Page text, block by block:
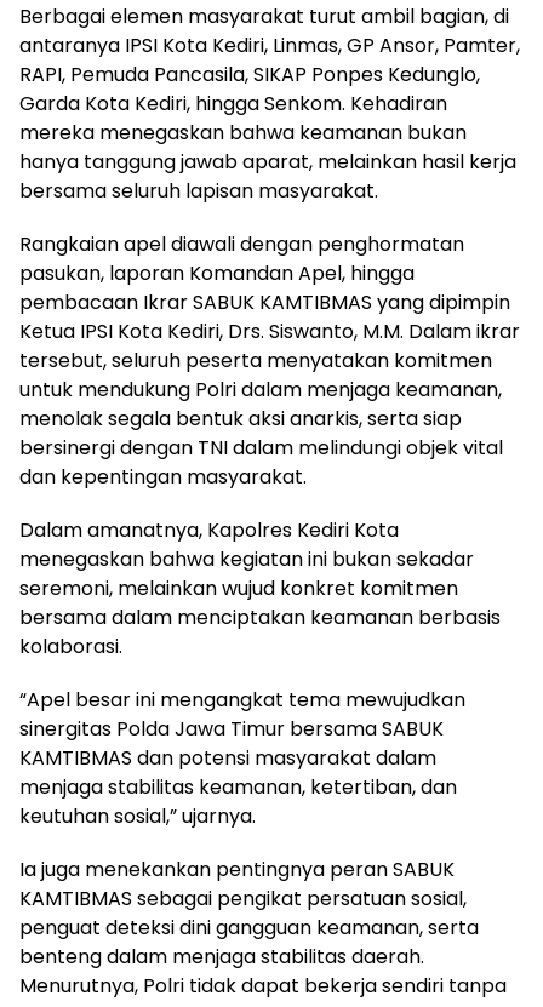
Berbagai elemen masyarakat turut ambil bagian, di
antaranya IPSI Kota Kediri, Linmas, GP Ansor, Pamter,
RAPI, Pemuda Pancasila, SIKAP Ponpes Kedunglo,
Garda Kota Kediri, hingga Senkom. Kehadiran
mereka menegaskan bahwa keamanan bukan
hanya tanggung jawab aparat, melainkan hasil kerja
bersama seluruh lapisan masyarakat.
Rangkaian apel diawali dengan penghormatan
pasukan, laporan Komandan Apel, hingga
pembacaan Ikrar SABUK KAMTIBMAS yang dipimpin
Ketua IPSI Kota Kediri, Drs. Siswanto, M.M. Dalam ikrar
tersebut, seluruh peserta menyatakan komitmen
untuk mendukung Polri dalam menjaga keamanan,
menolak segala bentuk aksi anarkis, serta siap
bersinergi dengan TNI dalam melindungi objek vital
dan kepentingan masyarakat.
Dalam amanatnya, Kapolres Kediri Kota
menegaskan bahwa kegiatan ini bukan sekadar
seremoni, melainkan wujud konkret komitmen
bersama dalam menciptakan keamanan berbasis
kolaborasi.
“Apel besar ini mengangkat tema mewujudkan
sinergitas Polda Jawa Timur bersama SABUK
KAMTIBMAS dan potensi masyarakat dalam
menjaga stabilitas keamanan, ketertiban, dan
keutuhan sosial,” ujarnya.
Ia juga menekankan pentingnya peran SABUK
KAMTIBMAS sebagai pengikat persatuan sosial,
penguat deteksi dini gangguan keamanan, serta
benteng dalam menjaga stabilitas daerah.
Menurutnya, Polri tidak dapat bekerja sendiri tanpa